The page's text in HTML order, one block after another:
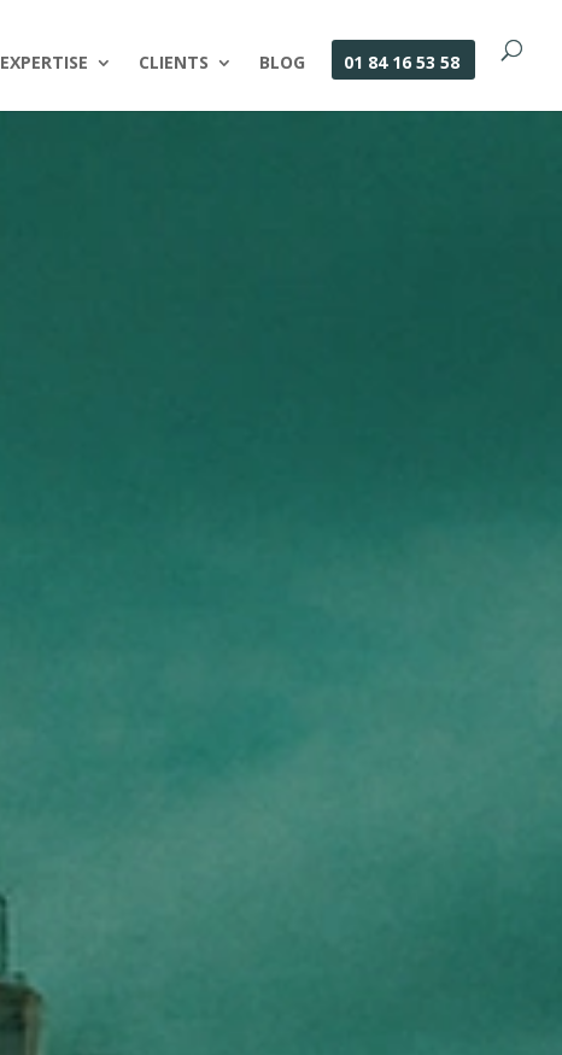
EXPERTISE CLIENTS BLOG 01 84 16 53 58